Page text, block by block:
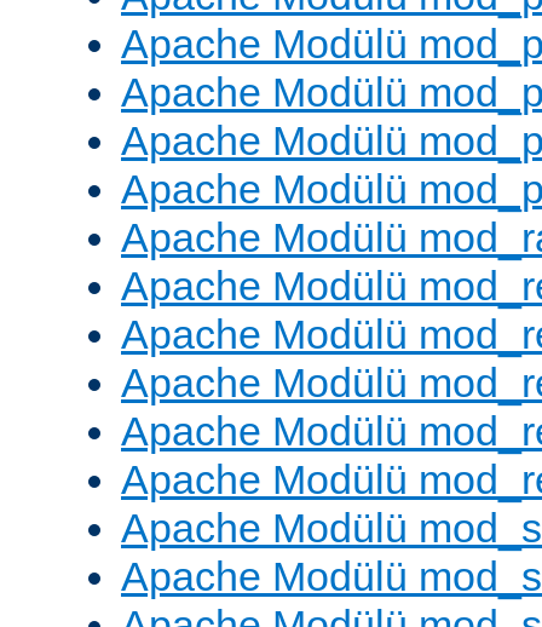
Apache Modülü
Apache Modülü
Apache Modülü
Apache Modülü
Apache Modülü
Apache Modülü
Apache Modülü
Apache Modülü
Apache Modülü
Apache Modülü
Apache Modülü
Apache Modülü